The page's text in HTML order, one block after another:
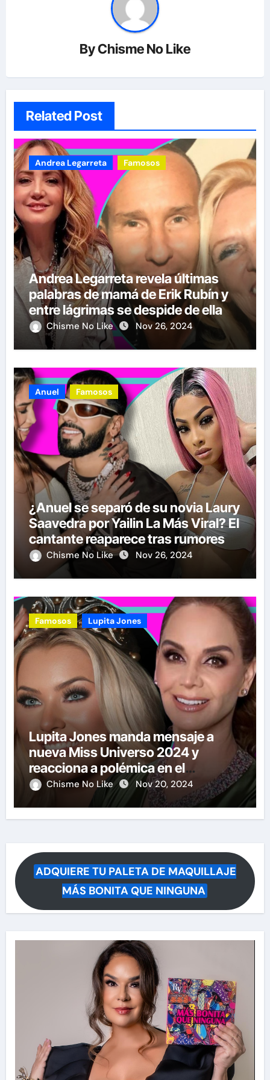
ByChisme No Like
Related Post
Andrea Legarreta Famosos
Andrea Legarreta revela últimas
palabras de mamá de Erik Rubín y
entre lágrimas se despide de ella
Chisme No Like Nov 26, 2024
Anuel Famosos
¿Anuel se separó de su novia Laury
Saavedra por Yailin La Más Viral? El
cantante reaparece tras rumores
Chisme No Like Nov 26, 2024
Famosos Lupita Jones
Lupita Jones manda mensaje a
nueva Miss Universo 2024 y
reacciona a polémica en el
certamen
Chisme No Like Nov 20, 2024
ADQUIERE TU PALETA DE MAQUILLAJE
MÁS BONITA QUE NINGUNA